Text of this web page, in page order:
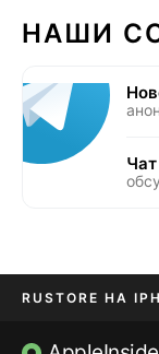
НАШИ
RUSTORE НА
AVITO НА IPHONE